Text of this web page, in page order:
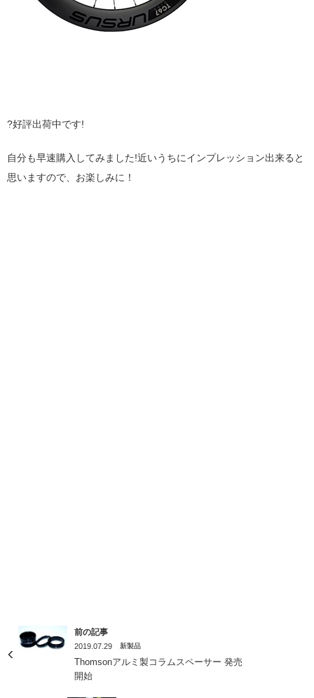
?好評出荷中です!
自分も早速購入してみました!近いうちにインプレッション出来ると
思いますので、お楽しみに！
前の記事
2019.07.29 新製品
Thomsonアルミ製コラムスペーサー 発売
開始